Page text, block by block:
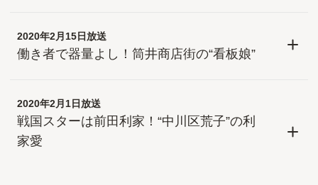
2020年2月15日放送
働き者で器量よし！筒井商店街の“看板娘”
2020年2月1日放送
戦国スターは前田利家！“中川区荒子”の利
家愛